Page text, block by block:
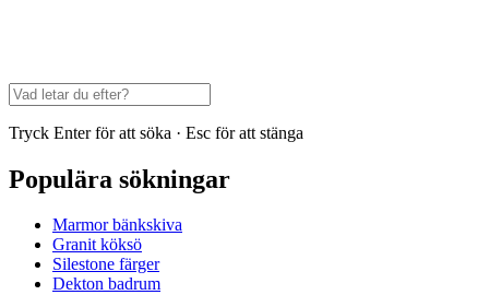
Tryck Enter för att söka · Esc för att stänga
Populära sökningar
Marmor bänkskiva
Granit köksö
Silestone färger
Dekton badrum